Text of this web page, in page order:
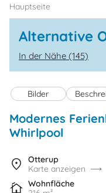
Hauptseite
Alternative
In der Nähe (145)
Bilder
Modernes
Whirlpool
Otterup
Karte anzeigen
Wohnfläche